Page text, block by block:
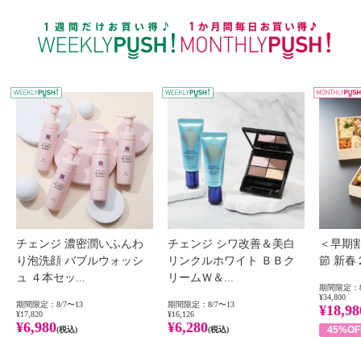
WEEKLY PUSH
チェンジ 濃密潤いふんわ
り泡洗顔 バブルウォッシ
ュ ４本セッ...
期間限定：8/7〜13
¥17,820
¥6,980(税込)
チェンジ シワ改善＆美白
リンクルホワイト ＢＢク
リームＷ＆...
期間限定：8/7〜13
¥16,126
¥6,280(税込)
＜早期
節 新春
期間限定：
¥34,800